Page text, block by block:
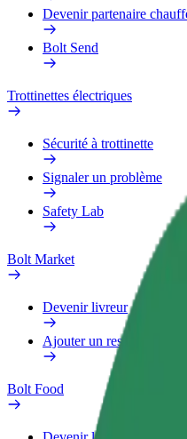
Devenir partenaire
Bolt Send
Trottinettes électriques
Sécurité à trottinette
Signaler un problème
Safety Lab
Bolt Market
Devenir livreur
Ajouter un restaurant ou
Bolt Food